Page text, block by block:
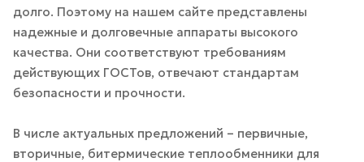
долго. Поэтому на нашем сайте представлены
надежные и долговечные аппараты высокого
качества. Они соответствуют требованиям
действующих ГОСТов, отвечают стандартам
безопасности и прочности.
В числе актуальных предложений – первичные,
вторичные, битермические теплообменники для